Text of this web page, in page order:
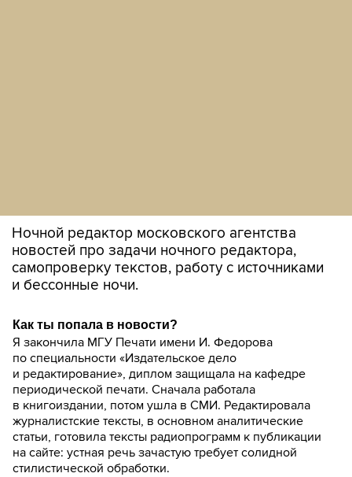
Ночной редактор московского агентства
новостей про задачи ночного редактора,
самопроверку текстов, работу с источниками
и бессонные ночи.
Как ты попала в новости?
Я закончила МГУ Печати имени И. Федорова
по специальности «Издательское дело
и редактирование», диплом защищала на кафедре
периодической печати. Сначала работала
в книгоиздании, потом ушла в СМИ. Редактировала
журналистские тексты, в основном аналитические
статьи, готовила тексты радиопрограмм к публикации
на сайте: устная речь зачастую требует солидной
стилистической обработки.